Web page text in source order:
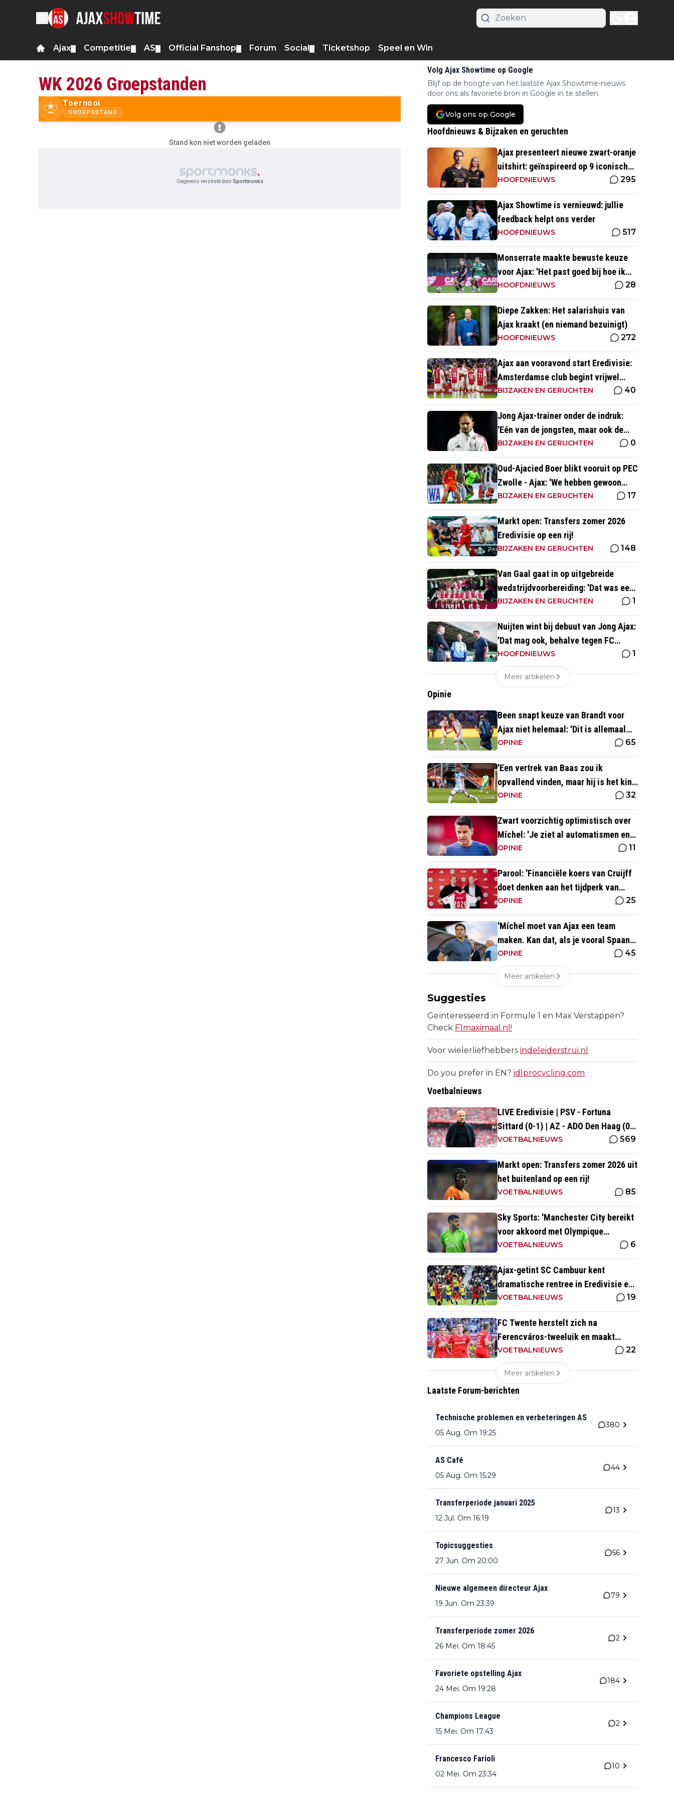
Ajax Competitie AS Official Fanshop Forum Social Ticketshop Speel en Win
WK 2026 Groepstanden
Toernooi
GROEPSSTAND
Stand kon niet worden geladen
Gegevens verstrekt door Sportmonks
Volg Ajax Showtime op Google
Blijf op de hoogte van het laatste Ajax Showtime-nieuws
door ons als favoriete bron in Google in te stellen.
Volg ons op Google
Hoofdnieuws & Bijzaken en geruchten
Ajax presenteert nieuwe zwart-oranje
uitshirt: geïnspireerd op 9 iconische
momenten uit clubhistorie
HOOFDNIEUWS 295
Ajax Showtime is vernieuwd: jullie
feedback helpt ons verder
HOOFDNIEUWS 517
Monserrate maakte bewuste keuze
voor Ajax: 'Het past goed bij hoe ik
naar voetbal kijk’
HOOFDNIEUWS 28
Diepe Zakken: Het salarishuis van
Ajax kraakt (en niemand bezuinigt)
HOOFDNIEUWS 272
Ajax aan vooravond start Eredivisie:
Amsterdamse club begint vrijwel
altijd met zege
BIJZAKEN EN GERUCHTEN 40
Jong Ajax-trainer onder de indruk:
'Eén van de jongsten, maar ook de
meest volwassen'
BIJZAKEN EN GERUCHTEN 0
Oud-Ajacied Boer blikt vooruit op PEC
Zwolle - Ajax: 'We hebben gewoon
weer kans tegen Ajax'
BIJZAKEN EN GERUCHTEN 17
Markt open: Transfers zomer 2026
Eredivisie op een rij!
BIJZAKEN EN GERUCHTEN 148
Van Gaal gaat in op uitgebreide
wedstrijdvoorbereiding: 'Dat was een
aparte discipline, een ritme'
BIJZAKEN EN GERUCHTEN 1
Nuijten wint bij debuut van Jong Ajax:
'Dat mag ook, behalve tegen FC
Dordrecht'
HOOFDNIEUWS 1
Meer artikelen
Opinie
Been snapt keuze van Brandt voor
Ajax niet helemaal: 'Dit is allemaal
wat makkelijker'
OPINIE 65
'Een vertrek van Baas zou ik
opvallend vinden, maar hij is het kind
van de rekening van de komst van
Blind'
OPINIE 32
Zwart voorzichtig optimistisch over
Míchel: 'Je ziet al automatismen en
patronen terug, maar...'
OPINIE 11
Parool: 'Financiële koers van Cruijff
doet denken aan het tijdperk van
Overmars'
OPINIE 25
'Míchel moet van Ajax een team
maken. Kan dat, als je vooral Spaans
spreekt?'
OPINIE 45
Meer artikelen
Suggesties
Geïnteresseerd in Formule 1 en Max Verstappen?
Check F1maximaal.nl!
Voor wielerliefhebbers indeleiderstrui.nl
Do you prefer in EN? idlprocycling.com
Voetbalnieuws
LIVE Eredivisie | PSV - Fortuna
Sittard (0-1) | AZ - ADO Den Haag (0-
0)
VOETBALNIEUWS 569
Markt open: Transfers zomer 2026 uit
het buitenland op een rij!
VOETBALNIEUWS 85
Sky Sports: 'Manchester City bereikt
voor akkoord met Olympique
Marseille; Rulli voor twee miljoen
naar Engeland'
VOETBALNIEUWS 6
Ajax-getint SC Cambuur kent
dramatische rentree in Eredivisie en
krijgt pak slaag in eigen huis
VOETBALNIEUWS 19
FC Twente herstelt zich na
Ferencváros-tweeluik en maakt
gehakt van Slowaakse opponent
VOETBALNIEUWS 22
Meer artikelen
Laatste Forum-berichten
Technische problemen en verbeteringen AS
05 Aug. Om 19:25
380
AS Café
05 Aug. Om 15:29
44
Transferperiode januari 2025
12 Jul. Om 16:19
13
Topicsuggesties
27 Jun. Om 20:00
56
Nieuwe algemeen directeur Ajax
19 Jun. Om 23:39
79
Transferperiode zomer 2026
26 Mei. Om 18:45
2
Favoriete opstelling Ajax
24 Mei. Om 19:28
184
Champions League
15 Mei. Om 17:43
2
Francesco Farioli
02 Mei. Om 23:34
10